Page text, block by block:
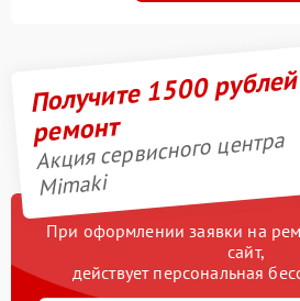
Получите 1500
ремонт
Акция сервисного центра
Mimaki
При оформлении заявки на
сайт,
действует персональная